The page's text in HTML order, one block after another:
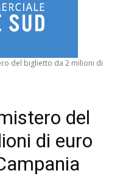
del biglietto da 2 milioni di
del
di euro